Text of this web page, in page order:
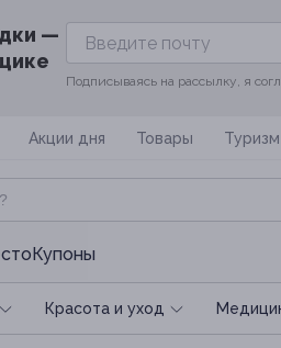
—
Подписываясь на рассылку, я
Акции дня Товары Туризм
Красота и уход